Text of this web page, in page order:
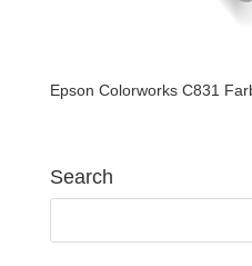
Epson Colorworks C831
Search